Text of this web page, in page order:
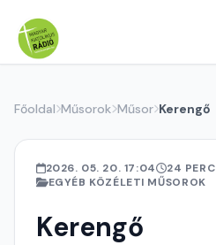
Főoldal Műsorok Műsor Kerengő
2026. 05. 20. 17:04
24 PERC
EGYÉB KÖZÉLETI MŰSOROK
Kerengő